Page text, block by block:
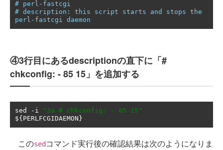
# perl-fastcgi
# description: this script starts and stops the
perl-fastcgi daemon
④3行目にあるdescriptionの直下に「#
chkconfig: - 85 15」を追加する
sed - i
"3a # chkconfig: - 85 15"
${ PERLFCGIDAEMON }
このsed コマンド実行後の確認結果は次のようになりま